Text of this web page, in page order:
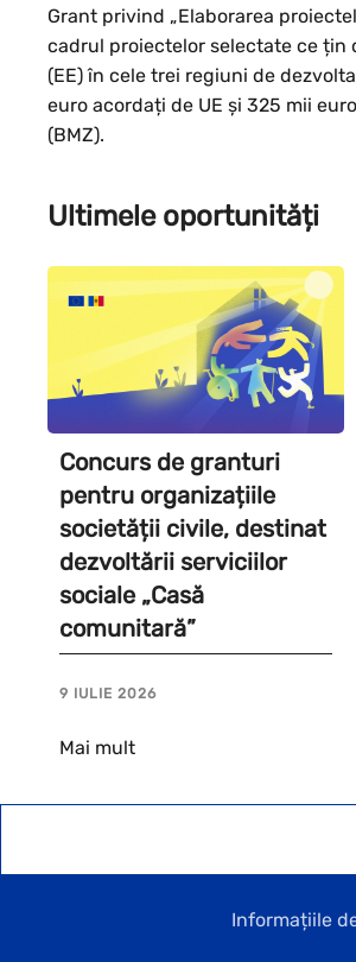
Grant privind „Elaborarea
cadrul proiectelor selectate ce țin
(EE) în cele trei regiuni de
euro acordați de UE și 325 mii
(BMZ).
Ultimele oportunități
Concurs de granturi
pentru organizațiile
societății civile, destinat
dezvoltării serviciilor
sociale „Casă
comunitară”
9 IULIE 2026
Mai mult
Informațiile